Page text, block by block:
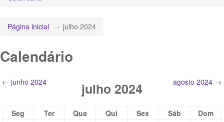
Página inicial → julho 2024
Calendário
← junho 2024 julho 2024 agosto 2024 →
Seg Ter Qua Qui Sex Sáb
Dom